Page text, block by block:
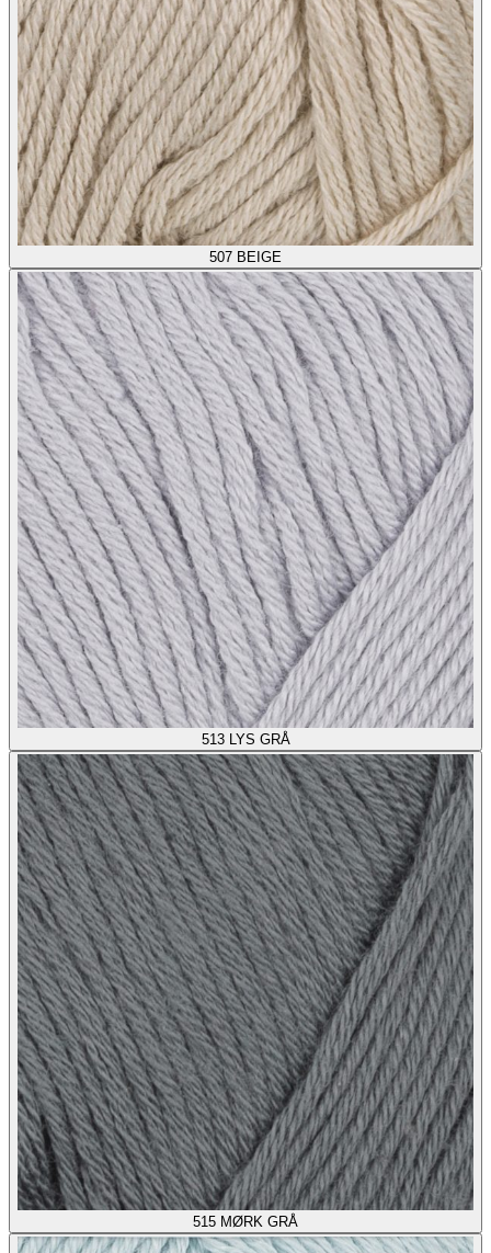
507 BEIGE
513 LYS GRÅ
515 MØRK GRÅ